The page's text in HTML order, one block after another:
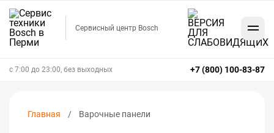
Сервисный центр Bosch
+7 (800) 100-83-87
с 7:00 до 23:00, без выходных
Главная Варочные панели